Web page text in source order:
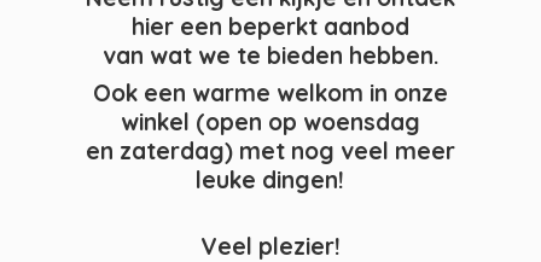
hier een beperkt aanbod
van wat we te bieden hebben.
Ook een warme welkom in onze
winkel (open op woensdag
en zaterdag) met nog veel meer
leuke dingen!
Veel plezier!